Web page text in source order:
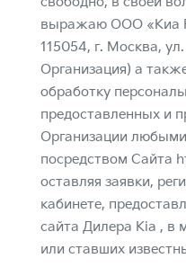
выражаю ООО «Киа
115054, г. Москва,
Организация) а
обработку
предоставленных и
Организации
посредством Сайта
оставляя заявки,
кабинете,
сайта Дилера Kia , в
или ставших